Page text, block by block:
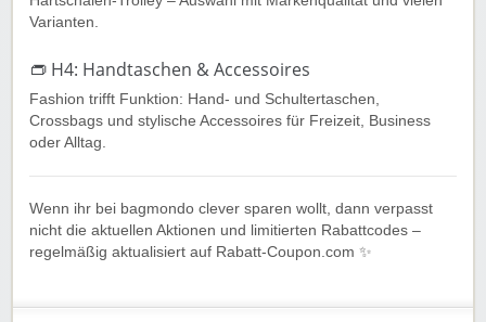
Varianten.
👝 H4: Handtaschen & Accessoires
Fashion trifft Funktion: Hand- und Schultertaschen,
Crossbags und stylische Accessoires für Freizeit, Business
oder Alltag.
Wenn ihr bei bagmondo clever sparen wollt, dann verpasst
nicht die aktuellen Aktionen und limitierten Rabattcodes –
regelmäßig aktualisiert auf Rabatt-Coupon.com ✨